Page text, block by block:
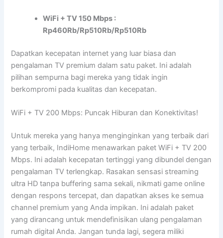
WiFi + TV 150 Mbps :
Rp460Rb/Rp510Rb/Rp510Rb
Dapatkan kecepatan internet yang luar biasa dan
pengalaman TV premium dalam satu paket. Ini adalah
pilihan sempurna bagi mereka yang tidak ingin
berkompromi pada kualitas dan kecepatan.
WiFi + TV 200 Mbps: Puncak Hiburan dan Konektivitas!
Untuk mereka yang hanya menginginkan yang terbaik dari
yang terbaik, IndiHome menawarkan paket WiFi + TV 200
Mbps. Ini adalah kecepatan tertinggi yang dibundel dengan
pengalaman TV terlengkap. Rasakan sensasi streaming
ultra HD tanpa buffering sama sekali, nikmati game online
dengan respons tercepat, dan dapatkan akses ke semua
channel premium yang Anda impikan. Ini adalah paket
yang dirancang untuk mendefinisikan ulang pengalaman
rumah digital Anda. Jangan tunda lagi, segera miliki